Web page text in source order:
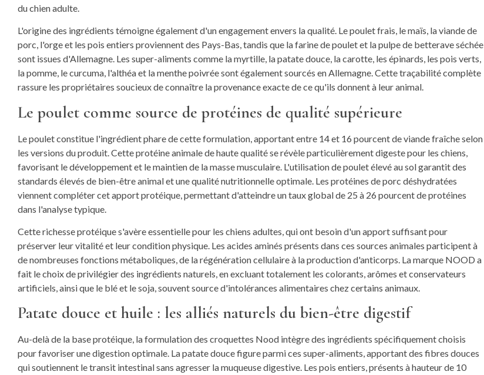
du chien adulte.
L'origine des ingrédients témoigne également d'un engagement envers la qualité. Le poulet frais, le maïs, la viande de
porc, l'orge et les pois entiers proviennent des Pays-Bas, tandis que la farine de poulet et la pulpe de betterave séchée
sont issues d'Allemagne. Les super-aliments comme la myrtille, la patate douce, la carotte, les épinards, les pois verts,
la pomme, le curcuma, l'althéa et la menthe poivrée sont également sourcés en Allemagne. Cette traçabilité complète
rassure les propriétaires soucieux de connaître la provenance exacte de ce qu'ils donnent à leur animal.
Le poulet comme source de protéines de qualité supérieure
Le poulet constitue l'ingrédient phare de cette formulation, apportant entre 14 et 16 pourcent de viande fraîche selon
les versions du produit. Cette protéine animale de haute qualité se révèle particulièrement digeste pour les chiens,
favorisant le développement et le maintien de la masse musculaire. L'utilisation de poulet élevé au sol garantit des
standards élevés de bien-être animal et une qualité nutritionnelle optimale. Les protéines de porc déshydratées
viennent compléter cet apport protéique, permettant d'atteindre un taux global de 25 à 26 pourcent de protéines
dans l'analyse typique.
Cette richesse protéique s'avère essentielle pour les chiens adultes, qui ont besoin d'un apport suffisant pour
préserver leur vitalité et leur condition physique. Les acides aminés présents dans ces sources animales participent à
de nombreuses fonctions métaboliques, de la régénération cellulaire à la production d'anticorps. La marque NOOD a
fait le choix de privilégier des ingrédients naturels, en excluant totalement les colorants, arômes et conservateurs
artificiels, ainsi que le blé et le soja, souvent source d'intolérances alimentaires chez certains animaux.
Patate douce et huile : les alliés naturels du bien-être digestif
Au-delà de la base protéique, la formulation des croquettes Nood intègre des ingrédients spécifiquement choisis
pour favoriser une digestion optimale. La patate douce figure parmi ces super-aliments, apportant des fibres douces
qui soutiennent le transit intestinal sans agresser la muqueuse digestive. Les pois entiers, présents à hauteur de 10